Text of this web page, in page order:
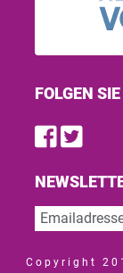
FOLGEN
Find
Copyright